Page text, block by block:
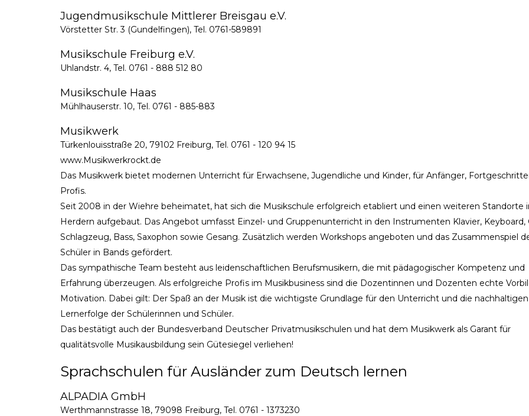
Jugendmusikschule Mittlerer Breisgau e.V.
Vörstetter Str. 3 (Gundelfingen), Tel. 0761-589891
Musikschule Freiburg e.V.
Uhlandstr. 4, Tel. 0761 - 888 512 80
Musikschule Haas
Mühlhauserstr. 10, Tel. 0761 - 885-883
Musikwerk
Türkenlouisstraße 20, 79102 Freiburg, Tel. 0761 - 120 94 15
www.Musikwerkrockt.de
Das Musikwerk bietet modernen Unterricht für Erwachsene, Jugendliche und Kinder, für Anfänger,
Profis.
Seit 2008 in der Wiehre beheimatet, hat sich die Musikschule erfolgreich etabliert und einen weiteren Standorte
Herdern aufgebaut. Das Angebot umfasst Einzel- und Gruppenunterricht in den Instrumenten Klavier, Keyboard,
Schlagzeug, Bass, Saxophon sowie Gesang. Zusätzlich werden Workshops angeboten und das Zusammenspiel
Schüler in Bands gefördert.
Das sympathische Team besteht aus leidenschaftlichen Berufsmusikern, die mit pädagogischer Kompetenz und
Erfahrung überzeugen. Als erfolgreiche Profis im Musikbusiness sind die Dozentinnen und Dozenten echte
Motivation. Dabei gilt: Der Spaß an der Musik ist die wichtigste Grundlage für den Unterricht und die nachhaltigen
Lernerfolge der Schülerinnen und Schüler.
Das bestätigt auch der Bundesverband Deutscher Privatmusikschulen und hat dem Musikwerk als Garant für
qualitätsvolle Musikausbildung sein Gütesiegel verliehen!
Sprachschulen für Ausländer zum Deutsch lernen
ALPADIA GmbH
Werthmannstrasse 18, 79098 Freiburg, Tel. 0761 - 1373230